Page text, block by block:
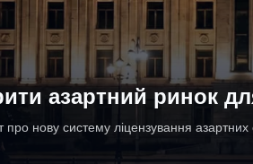
азартний ринок
нову систему ліцензування азартних